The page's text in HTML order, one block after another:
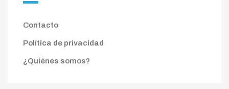
Contacto
Política de privacidad
¿Quiénes somos?